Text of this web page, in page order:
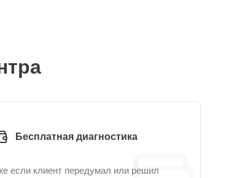
Бесплатная диагностика
если клиент передумал или решил